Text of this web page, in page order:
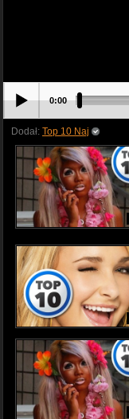
0:00
Dodał: Top 10 Naj